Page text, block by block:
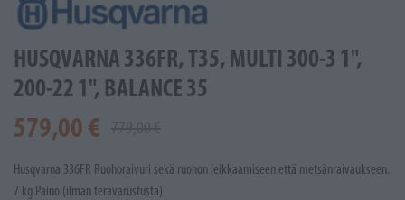
HUSQVARNA 336FR, T35, MULTI 300-3 1",
200-22 1", BALANCE 35
579,00 €
Husqvarna 336FR Ruohoraivuri sekä ruohon leikkaamiseen että metsänraivaukseen.
7 kg Paino (ilman terävarustusta)